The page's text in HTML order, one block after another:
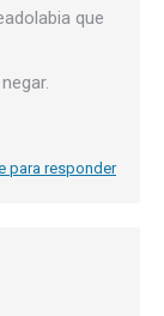
que
para responder